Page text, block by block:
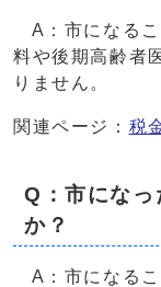
A：市になるこ
料や後期高齢者
りません。
関連ページ： 税
Q：市になっ
か？
A：市になるこ